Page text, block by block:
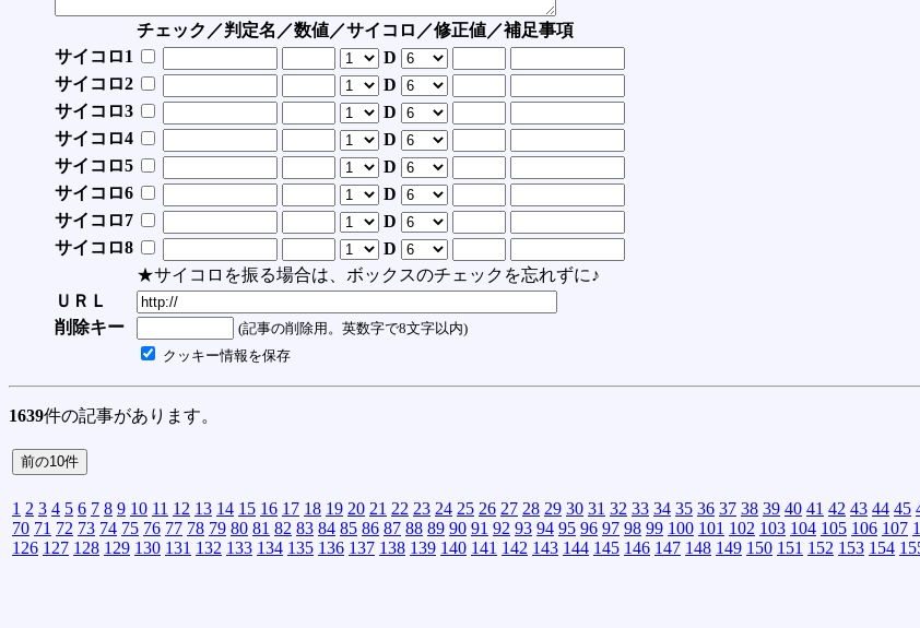
チェック／判定名／数値／サイコロ／修正値／補足事項
サイコロ1
D
サイコロ2
D
サイコロ3
D
サイコロ4
D
サイコロ5
D
サイコロ6
D
サイコロ7
D
サイコロ8
D
★サイコロを振る場合は、ボックスのチェックを忘れずに♪
ＵＲＬ
削除キー
(記事の削除用。英数字で8文字以内)
クッキー情報を保存
1639件の記事があります。
1 2 3 4 5 6 7 8 9 10 11 12 13 14 15 16 17 18 19 20 21 22 23 24 25 26 27 28 29 30 31 32 33 34 35 36 37 38 39 40 41 42 43 44 45
70 71 72 73 74 75 76 77 78 79 80 81 82 83 84 85 86 87 88 89 90 91 92 93 94 95 96 97 98 99 100 101 102 103 104 105 106 107
126 127 128 129 130 131 132 133 134 135 136 137 138 139 140 141 142 143 144 145 146 147 148 149 150 151 152 153 154